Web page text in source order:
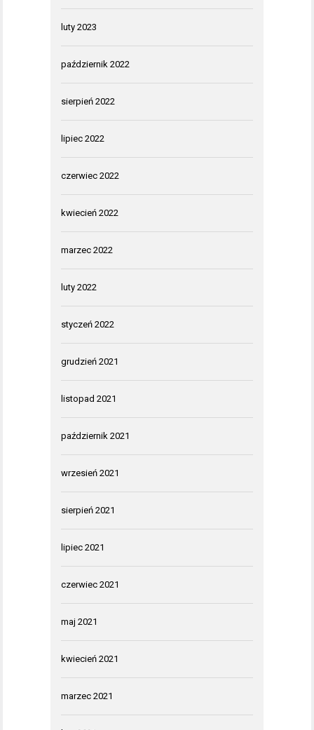
luty 2023
październik 2022
sierpień 2022
lipiec 2022
czerwiec 2022
kwiecień 2022
marzec 2022
luty 2022
styczeń 2022
grudzień 2021
listopad 2021
październik 2021
wrzesień 2021
sierpień 2021
lipiec 2021
czerwiec 2021
maj 2021
kwiecień 2021
marzec 2021